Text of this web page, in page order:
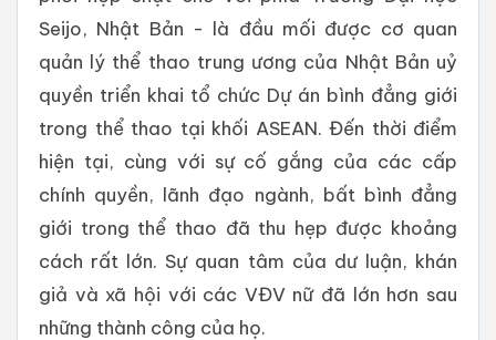
Seijo, Nhật Bản - là đầu mối được cơ quan
quản lý thể thao trung ương của Nhật Bản uỷ
quyền triển khai tổ chức Dự án bình đẳng giới
trong thể thao tại khối ASEAN. Đến thời điểm
hiện tại, cùng với sự cố gắng của các cấp
chính quyền, lãnh đạo ngành, bất bình đẳng
giới trong thể thao đã thu hẹp được khoảng
cách rất lớn. Sự quan tâm của dư luận, khán
giả và xã hội với các VĐV nữ đã lớn hơn sau
những thành công của họ.